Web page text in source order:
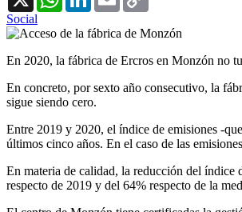
Social
En 2020, la fábrica de Ercros en Monzón no
En concreto, por sexto año consecutivo, la
sigue siendo cero.
Entre 2019 y 2020, el índice de emisiones -
últimos cinco años. En el caso de las
En materia de calidad, la reducción del índice
respecto de 2019 y del 64% respecto de la